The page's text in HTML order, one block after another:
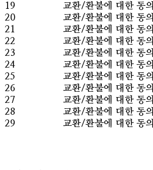
19
20
21
22
23
24
25
26
27
28
29
교환/환불에 대한 동의
교환/환불에 대한 동의
교환/환불에 대한 동의
교환/환불에 대한 동의
교환/환불에 대한 동의
교환/환불에 대한 동의
교환/환불에 대한 동의
교환/환불에 대한 동의
교환/환불에 대한 동의
교환/환불에 대한 동의
교환/환불에 대한 동의